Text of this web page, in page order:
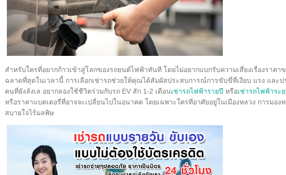
สำหรับใครที่อยากก้าวเข้าสู่โลกของรถยนต์ไฟฟ้าทันที โดยไม่อยากแบกรับความเสี่ยงเรื่องราค
ฉลาดที่สุดในเวลานี้ การเลือกเช่ารถช่วยให้คุณได้สัมผัสประสบการณ์การขับขี่ที่เงียบ แรง แล
คนที่ยังลังเล อยากลองใช้ชีวิตร่วมกับรถ EV สัก 1-2 เดือนเช่ารถไฟฟ้ารายปี หรือเช่ารถไฟฟ้าระ
หรือราคาแบตเตอรี่ที่อาจจะเปลี่ยนไปในอนาคต โดยเฉพาะใครที่อาศัยอยู่ในเมืองหลวง การมอง
สบายใจไร้มลพิษ